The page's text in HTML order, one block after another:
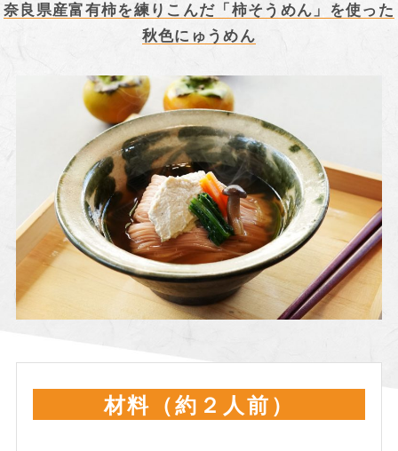
奈良県産富有柿を練りこんだ「柿そうめん」を使った
秋色にゅうめん
材料（約２人前）